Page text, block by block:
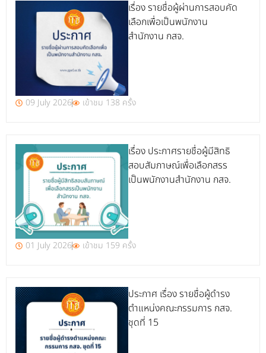
เรื่อง รายชื่อผู้ผ่านการสอบคัด
เลือกเพื่อเป็นพนักงาน
สำนักงาน กสจ.
09 July 2026 เข้าชม 138 ครั้ง
เรื่อง ประกาศรายชื่อผู้มีสิทธิ
สอบสัมภาษณ์เพื่อเลือกสรร
เป็นพนักงานสำนักงาน กสจ.
01 July 2026 เข้าชม 159 ครั้ง
ประกาศ เรื่อง รายชื่อผู้ดำรง
ตำแหน่งคณะกรรมการ กสจ.
ชุดที่ 15